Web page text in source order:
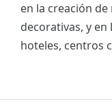
en la creación
decorativas, y
hoteles, centros